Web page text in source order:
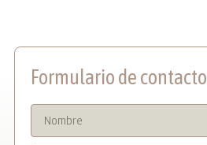
Formulario de contacto